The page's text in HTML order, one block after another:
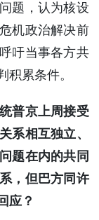
题，认为核设
机政治解决前
吁当事各方共
积累条件。
普京上周接受
系相互独立、
题在内的共同
，但巴方同许
应？